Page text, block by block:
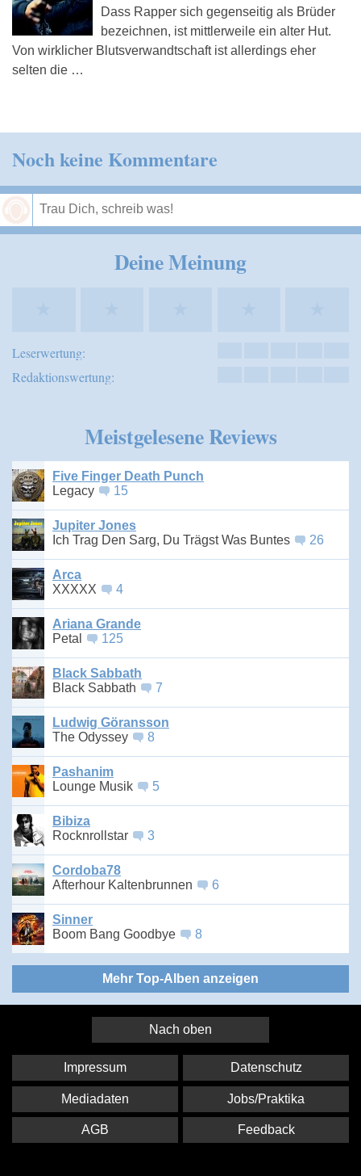
Dass Rapper sich gegenseitig als Brüder
bezeichnen, ist mittlerweile ein alter Hut.
Von wirklicher Blutsverwandtschaft ist allerdings eher
selten die …
Noch keine Kommentare
Deine Meinung
Leserwertung:
Redaktionswertung:
Meistgelesene Reviews
Five Finger Death Punch
Legacy
15
Jupiter Jones
Ich Trag Den Sarg, Du Trägst Was Buntes
26
Arca
XXXXX
4
Ariana Grande
Petal
125
Black Sabbath
Black Sabbath
7
Ludwig Göransson
The Odyssey
8
Pashanim
Lounge Musik
5
Bibiza
Rocknrollstar
3
Cordoba78
Afterhour Kaltenbrunnen
6
Sinner
Boom Bang Goodbye
8
Mehr Top-Alben anzeigen
Nach oben
Impressum Datenschutz
Mediadaten Jobs/Praktika
AGB Feedback